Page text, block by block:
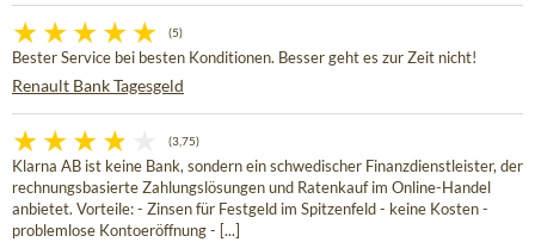
(5)
Bester Service bei besten Konditionen. Besser geht es zur Zeit nicht!
Renault Bank Tagesgeld
(3,75)
Klarna AB ist keine Bank, sondern ein schwedischer Finanzdienstleister, der
rechnungsbasierte Zahlungslösungen und Ratenkauf im Online-Handel
anbietet. Vorteile: - Zinsen für Festgeld im Spitzenfeld - keine Kosten -
problemlose Kontoeröffnung - [...]